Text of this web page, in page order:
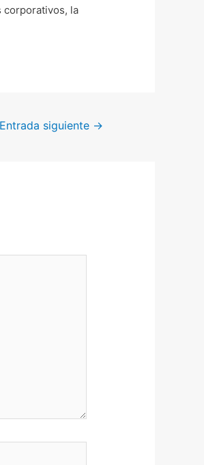
corporativos, la
Entrada siguiente →